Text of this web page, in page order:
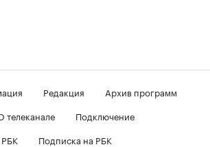
Редакция
Архив программ
телеканале
Подключение
Подписка на РБК